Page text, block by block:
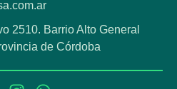
2510. Barrio Alto General
de Córdoba